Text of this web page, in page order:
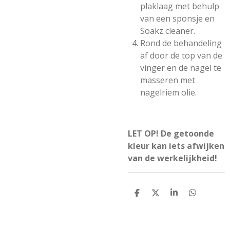
plaklaag met behulp
van een sponsje en
Soakz cleaner.
Rond de behandeling
af door de top van de
vinger en de nagel te
masseren met
nagelriem olie.
LET OP! De getoonde
kleur kan iets afwijken
van de werkelijkheid!
D
D
S
D